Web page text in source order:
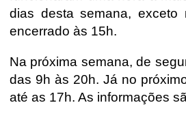
dias desta semana,
encerrado às 15h.
Na próxima semana, de
das 9h às 20h. Já no
até as 17h. As informações